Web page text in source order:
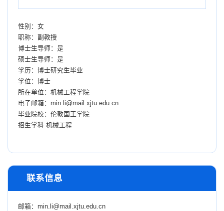
性别：女
职称：副教授
博士生导师：是
硕士生导师：是
学历：博士研究生毕业
学位：博士
所在单位：机械工程学院
电子邮箱： min.li@mail.xjtu.edu.cn
毕业院校：伦敦国王学院
招生学科 机械工程
联系信息
邮箱： min.li@mail.xjtu.edu.cn